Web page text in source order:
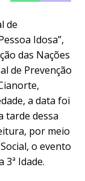
de
Idosa”,
das Nações
de Prevenção
a data foi
tarde dessa
por meio
o evento
3ª Idade.